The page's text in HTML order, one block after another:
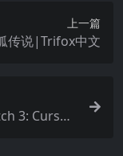
上一篇
传说|Trifox中文
3: Curse